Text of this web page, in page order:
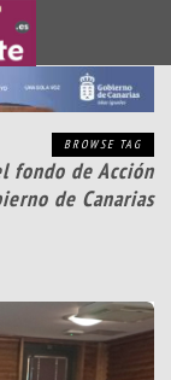
BROWSE TAG
fondo de Acción
de Canarias